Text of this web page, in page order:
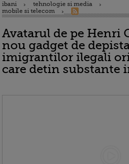
ibani
tehnologie si media
mobile si telecom
Avatarul de pe Henri
nou gadget de
imigrantilor ilegali
care detin substante